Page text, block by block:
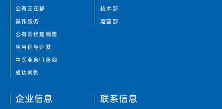
公有云迁移
操作服务
公有云代理销售
应用程序开发
中国业务IT咨询
成功案例
技术部
运营部
企业信息 联系信息